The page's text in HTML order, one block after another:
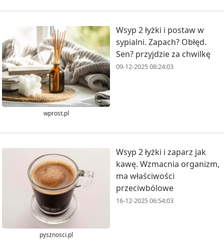
wprost.pl
Wsyp 2 łyżki i postaw w
sypialni. Zapach? Obłęd.
Sen? przyjdzie za chwilkę
09-12-2025 08:24:03
pysznosci.pl
Wsyp 2 łyżki i zaparz jak
kawę. Wzmacnia organizm,
ma właściwości
przeciwbólowe
16-12-2025 06:54:03